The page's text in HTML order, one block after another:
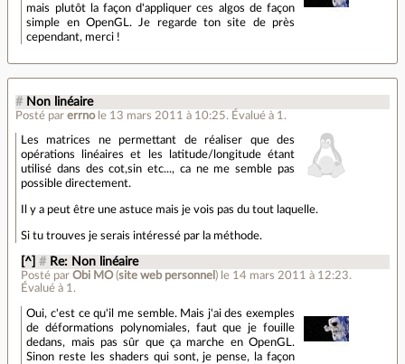
mais plutôt la façon d'appliquer ces algos de façon
simple en OpenGL. Je regarde ton site de près
cependant, merci !
# Non linéaire
Posté par errno le 13 mars 2011 à 10:25. Évalué à 1 .
Les matrices ne permettant de réaliser que des
opérations linéaires et les latitude/longitude étant
utilisé dans des cot,sin etc..., ca ne me semble pas
possible directement.
Il y a peut être une astuce mais je vois pas du tout laquelle.
Si tu trouves je serais intéressé par la méthode.
[^] # Re: Non linéaire
Posté parObi MO(site web personnel ) le 14 mars 2011 à 12:23.
Évalué à 1 .
Oui, c'est ce qu'il me semble. Mais j'ai des exemples
de déformations polynomiales, faut que je fouille
dedans, mais pas sûr que ça marche en OpenGL.
Sinon reste les shaders qui sont, je pense, la façon